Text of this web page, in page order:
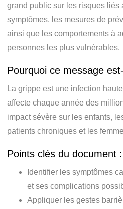
grand public sur les risques liés
symptômes, les mesures de
ainsi que les comportements à
personnes les plus vulnérables.
Pourquoi ce message
La grippe est une infection
affecte chaque année des
impact sévère sur les enfants,
patients chroniques et les
Points clés du document :
Identifier les symptômes
et ses complications
Appliquer les gestes